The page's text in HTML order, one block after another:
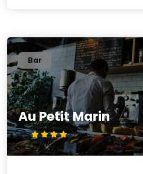
Au Petit Marin
4/5
Bar